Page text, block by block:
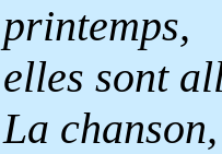
printemps,
elles sont
La